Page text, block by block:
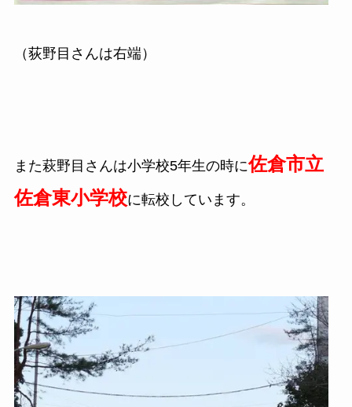
（荻野目さんは右端）
また萩野目さんは小学校5年生の時に佐倉市立
佐倉東小学校に転校しています。